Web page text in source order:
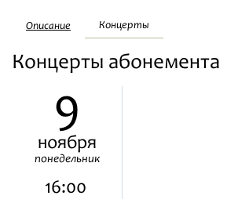
Фестивали
Абонементы
Новости
Контакты
Описание Концерты
Концерты абонемента
9
ноября
понедельник
16:00